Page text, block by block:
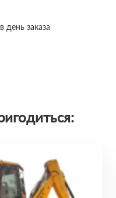
день заказа